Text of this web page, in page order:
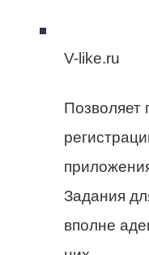
V-like.ru
Позволяет
Задания
вполне